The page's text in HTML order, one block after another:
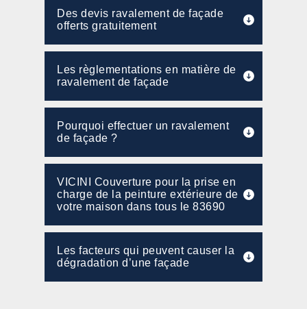
Des devis ravalement de façade
offerts gratuitement
Les règlementations en matière de
ravalement de façade
Pourquoi effectuer un ravalement
de façade ?
VICINI Couverture pour la prise en
charge de la peinture extérieure de
votre maison dans tous le 83690
Les facteurs qui peuvent causer la
dégradation d’une façade